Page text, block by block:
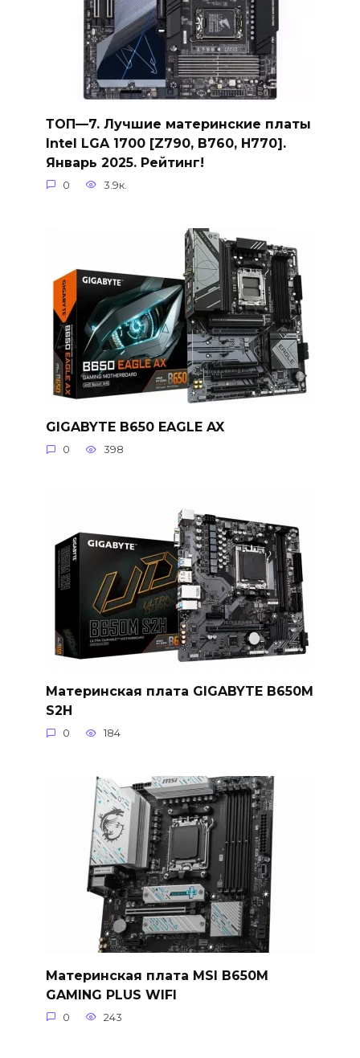
ТОП—7. Лучшие материнские платы
Intel LGA 1700 [Z790, B760, H770].
Январь 2025. Рейтинг!
0 3.9к.
GIGABYTE B650 EAGLE AX
0 398
Материнская плата GIGABYTE B650M
S2H
0 184
Материнская плата MSI B650M
GAMING PLUS WIFI
0 243